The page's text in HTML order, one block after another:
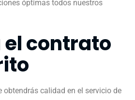
óptimas todos nuestros
contrato
obtendrás calidad en el servicio de